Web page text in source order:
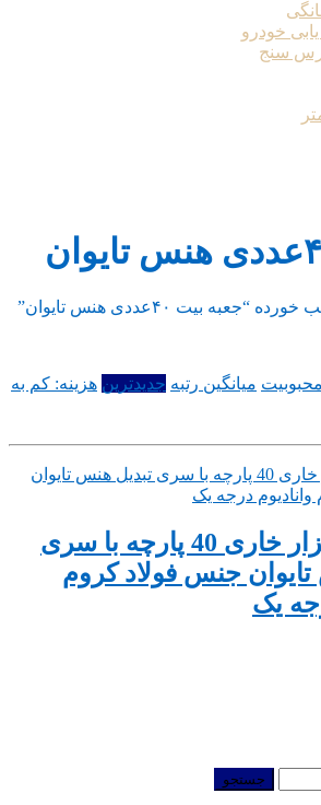
خودرو
سنج
بیت ۴۰عددی هنس تایوان”
محبوبیت میانگین رتبه جدیدترین هزینه: کم به
بیت النی هزار خاری 40 پارچه با سری
جنس‌ فولاد کروم
یک
جستجو